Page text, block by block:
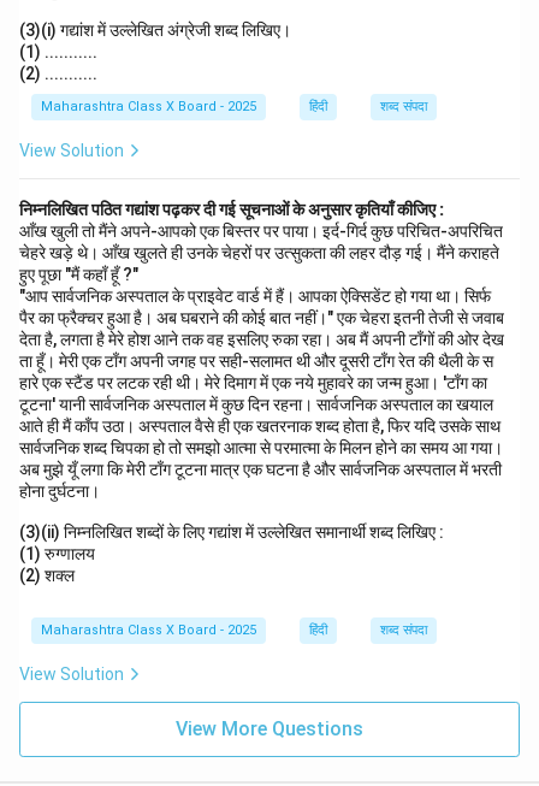
(3)(i) गद्यांश में उल्लेखित अंग्रेजी शब्द लिखिए।
(1) ...........
(2) ...........
Maharashtra Class X Board - 2025 हिंदी शब्द संपदा
View Solution
निम्नलिखित पठित गद्यांश पढ़कर दी गई सूचनाओं के अनुसार कृतियाँ कीजिए :
आँख खुली तो मैंने अपने-आपको एक बिस्तर पर पाया। इर्द-गिर्द कुछ परिचित-अपरिचित
चेहरे खड़े थे। आँख खुलते ही उनके चेहरों पर उत्सुकता की लहर दौड़ गई। मैंने कराहते
हुए पूछा "मैं कहाँ हूँ ?"
"आप सार्वजनिक अस्पताल के प्राइवेट वार्ड में हैं। आपका ऐक्सिडेंट हो गया था। सिर्फ
पैर का फ्रैक्चर हुआ है। अब घबराने की कोई बात नहीं।" एक चेहरा इतनी तेजी से जवाब
देता है, लगता है मेरे होश आने तक वह इसलिए रुका रहा। अब मैं अपनी टाँगों की ओर देख
ता हूँ। मेरी एक टाँग अपनी जगह पर सही-सलामत थी और दूसरी टाँग रेत की थैली के स
हारे एक स्टैंड पर लटक रही थी। मेरे दिमाग में एक नये मुहावरे का जन्म हुआ। 'टाँग का
टूटना' यानी सार्वजनिक अस्पताल में कुछ दिन रहना। सार्वजनिक अस्पताल का खयाल
आते ही मैं काँप उठा। अस्पताल वैसे ही एक खतरनाक शब्द होता है, फिर यदि उसके साथ
सार्वजनिक शब्द चिपका हो तो समझो आत्मा से परमात्मा के मिलन होने का समय आ गया।
अब मुझे यूँ लगा कि मेरी टाँग टूटना मात्र एक घटना है और सार्वजनिक अस्पताल में भरती
होना दुर्घटना।
(3)(ii) निम्नलिखित शब्दों के लिए गद्यांश में उल्लेखित समानार्थी शब्द लिखिए :
(1) रुग्णालय
(2) शक्ल
Maharashtra Class X Board - 2025 हिंदी शब्द संपदा
View Solution
View More Questions